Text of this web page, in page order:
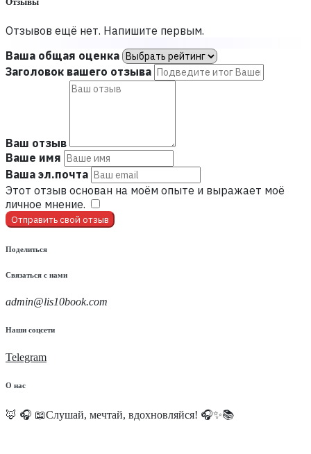
Отзывов ещё нет. Напишите первым.
Ваша общая оценка
Заголовок вашего отзыва
Ваш отзыв
Ваше имя
Ваша эл.почта
Этот отзыв основан на моём опыте и выражает моё
личное мнение.
Отправить свой отзыв
Поделиться
Связаться с нами
admin@lis10book.com
Наши соцсети
Telegram
О нас
🦊 🎧 📖Слушай, мечтай, вдохновляйся! 🎧✨📚